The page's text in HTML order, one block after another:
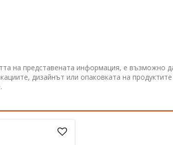
на представената информация, е възможно
дизайнът или опаковката на